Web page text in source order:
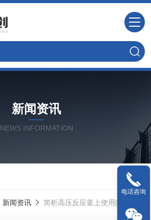
新闻资讯
NEWS INFORMATION
新闻资讯 简析高压反应釜上使用的压力表更换情况
电话咨询